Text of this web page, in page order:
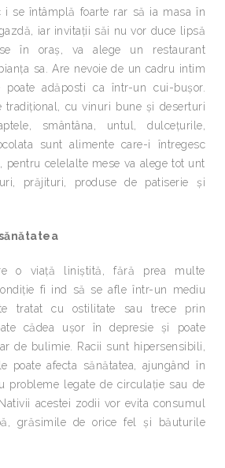
i se întâmplă foarte rar să ia masa în
iar invitaţii săi nu vor duce lipsă
în oraş, va alege un restaurant
sa. Are nevoie de un cadru intim
adăposti ca într-un cui-buşor.
tradiţional, cu vinuri bune şi deserturi
smântâna, untul, dulceţurile,
sunt alimente care-i întregesc
pentru celelalte mese va alege tot unt
prăjituri, produse de patiserie şi
o viaţă liniştită, fără prea multe
fi ind să se afle într-un mediu
tratat cu ostilitate sau trece prin
cădea uşor în depresie şi poate
de bulimie. Racii sunt hipersensibili,
poate afecta sănătatea, ajungând în
probleme legate de circulaţie sau de
acestei zodii vor evita consumul
grăsimile de orice fel şi băuturile